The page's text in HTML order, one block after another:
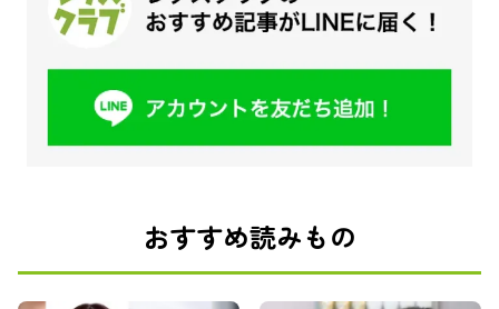
おすすめ読みもの